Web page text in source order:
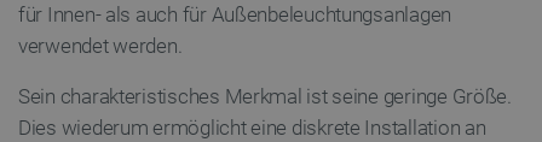
für Innen- als auch für Außenbeleuchtungsanlagen
verwendet werden.
Sein charakteristisches Merkmal ist seine geringe Größe.
Dies wiederum ermöglicht eine diskrete Installation an
Targeting Funktionalität